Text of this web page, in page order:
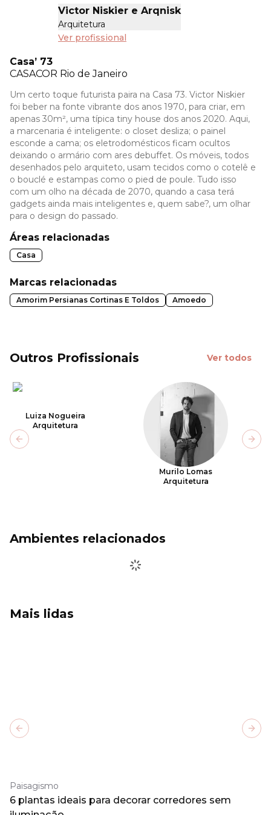
Victor Niskier e Arqnisk
Arquitetura
Ver profissional
Casa’ 73
CASACOR Rio de Janeiro
Um certo toque futurista paira na Casa 73. Victor Niskier
foi beber na fonte vibrante dos anos 1970, para criar, em
apenas 30m², uma típica tiny house dos anos 2020. Aqui,
a marcenaria é inteligente: o closet desliza; o painel
esconde a cama; os eletrodomésticos ficam ocultos
deixando o armário com ares debuffet. Os móveis, todos
desenhados pelo arquiteto, usam tecidos como o cotelê e
o bouclé e estampas como o pied de poule. Tudo isso
com um olho na década de 2070, quando a casa terá
gadgets ainda mais inteligentes e, quem sabe?, um olhar
para o design do passado.
Áreas relacionadas
Casa
Marcas relacionadas
Amorim Persianas Cortinas E Toldos Amoedo
Outros Profissionais Ver todos
Luiza Nogueira
Arquitetura
Murilo Lomas
Arquitetura
Previous slide
Ambientes relacionados
Mais lidas
Paisagismo
6 plantas ideais para decorar corredores sem
Previous slide